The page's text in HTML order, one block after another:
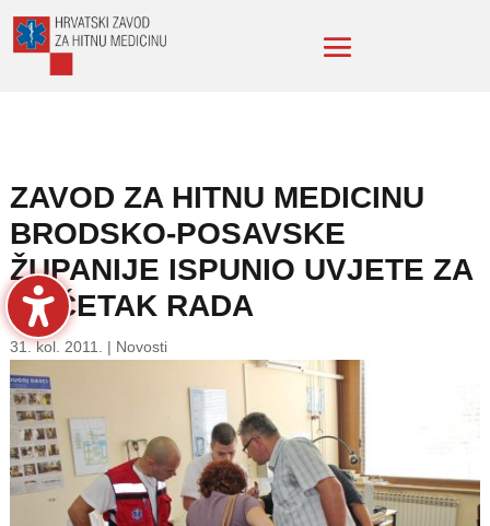
ZAVOD ZA HITNU MEDICINU
BRODSKO-POSAVSKE
ŽUPANIJE ISPUNIO UVJETE ZA
POČETAK RADA
31. kol. 2011. | Novosti